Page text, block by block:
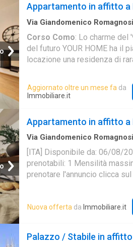
Appartamento in affitto a
Via Giandomenico
Corso Como: Lo charme del
del futuro YOUR HOME ha il
locazione una residenza di
Aggiornato oltre un mese fa da
Immobiliare.it
Appartamento in affitto a
Via Giandomenico
Locale
[ITA] Disponibile da: 06/08/
prenotabili: 1 Mensilità
prenotare l'annuncio clicca
Nuova offerta da Immobiliare.it
Palazzo / Stabile in